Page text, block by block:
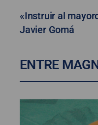
«Instruir al
Javier Gomá
ENTRE